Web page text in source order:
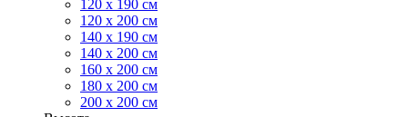
120 х 190 см
120 х 200 см
140 х 190 см
140 х 200 см
160 х 200 см
180 х 200 см
200 х 200 см